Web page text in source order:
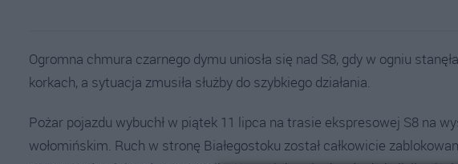
Ogromna chmura czarnego dymu uniosła się nad S8, gdy w ogniu
korkach, a sytuacja zmusiła służby do szybkiego działania.
Pożar pojazdu wybuchł w piątek 11 lipca na trasie ekspresowej S8 na
wołomińskim. Ruch w stronę Białegostoku został całkowicie